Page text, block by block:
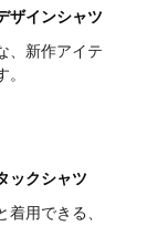
ザインシャツ
、新作アイテ
ックシャツ
用できる、